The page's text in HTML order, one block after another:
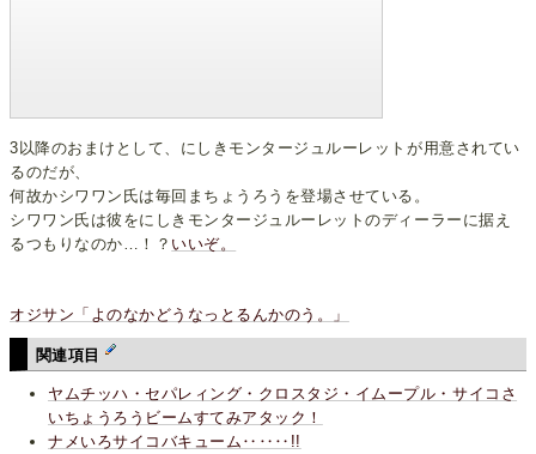
3以降のおまけとして、にしきモンタージュルーレットが用意されてい
るのだが、
何故かシワワン氏は毎回まちょうろうを登場させている。
シワワン氏は彼をにしきモンタージュルーレットのディーラーに据え
るつもりなのか…！？ いいぞ。
オジサン「よのなかどうなっとるんかのう。」
関連項目
ヤムチッハ・セパレィング・クロスタジ・イムープル・サイコさ
いちょうろうビームすてみアタック！
ナメいろサイコバキューム‥‥‥!!